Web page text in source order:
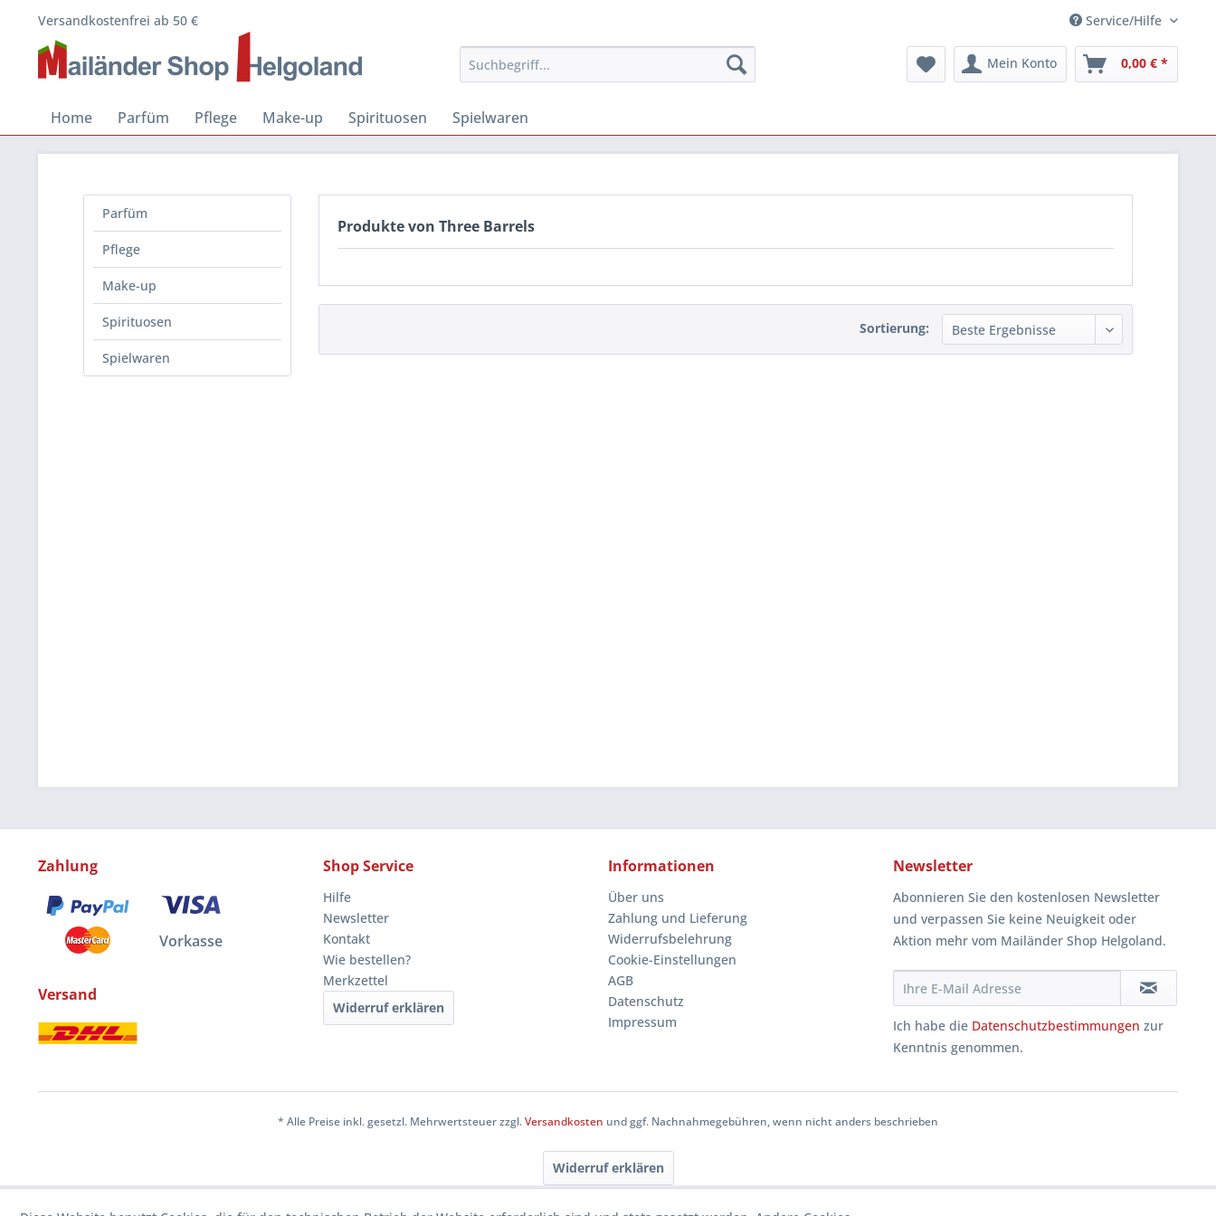
Versandkostenfrei ab 50 € Service/Hilfe
Mein Konto 0,00 € *
Home Parfüm Pflege Make-up Spirituosen Spielwaren
Parfüm
Pflege
Make-up
Spirituosen
Spielwaren
Produkte von Three Barrels
Sortierung:
Zahlung
Vorkasse
Versand
Shop Service
Hilfe
Newsletter
Kontakt
Wie bestellen?
Merkzettel
Widerruf erklären
Informationen
Über uns
Zahlung und Lieferung
Widerrufsbelehrung
Cookie-Einstellungen
AGB
Datenschutz
Impressum
Newsletter
Abonnieren Sie den kostenlosen Newsletter
und verpassen Sie keine Neuigkeit oder
Aktion mehr vom Mailänder Shop Helgoland.
Ich habe die Datenschutzbestimmungen zur
Kenntnis genommen.
* Alle Preise inkl. gesetzl. Mehrwertsteuer zzgl.Versandkosten und ggf. Nachnahmegebühren, wenn nicht anders beschrieben
Widerruf erklären